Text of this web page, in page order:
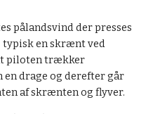
pålandsvind der presses
typisk en skrænt ved
piloten trækker
drage og derefter går
af skrænten og flyver.